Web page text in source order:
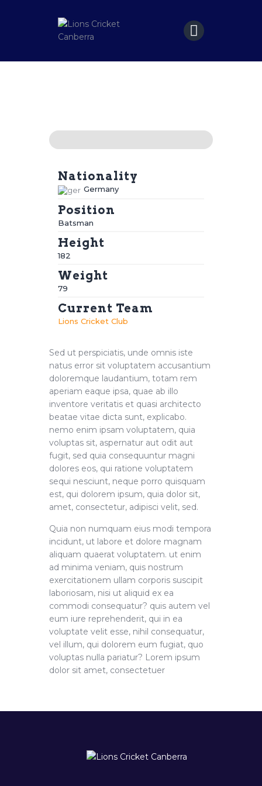
Contact Us
Nationality
Germany
Position
Batsman
Height
182
Weight
79
Current Team
Lions Cricket Club
Sed ut perspiciatis, unde omnis iste
natus error sit voluptatem accusantium
doloremque laudantium, totam rem
aperiam eaque ipsa, quae ab illo
inventore veritatis et quasi architecto
beatae vitae dicta sunt, explicabo.
nemo enim ipsam voluptatem, quia
voluptas sit, aspernatur aut odit aut
fugit, sed quia consequuntur magni
dolores eos, qui ratione voluptatem
sequi nesciunt, neque porro quisquam
est, qui dolorem ipsum, quia dolor sit,
amet, consectetur, adipisci velit, sed.
Quia non numquam eius modi tempora
incidunt, ut labore et dolore magnam
aliquam quaerat voluptatem. ut enim
ad minima veniam, quis nostrum
exercitationem ullam corporis suscipit
laboriosam, nisi ut aliquid ex ea
commodi consequatur? quis autem vel
eum iure reprehenderit, qui in ea
voluptate velit esse, nihil consequatur,
vel illum, qui dolorem eum fugiat, quo
voluptas nulla pariatur? Lorem ipsum
dolor sit amet, consectetuer